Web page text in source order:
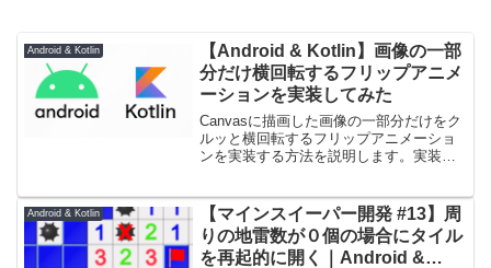
Android & Kotlin
【Android & Kotlin】画像の一部
分だけ横回転するフリップアニメ
ーションを実装してみた
Canvasに描画した画像の一部分だけをク
ルッと横回転するフリップアニメーショ
ンを実装する方法を説明します。実装例
チした部分のみ横回転のフリップアニメ
ーションで開いています。
Android & Kotlin
【マインスイーパー開発 #13】周
りの地雷数が０個の場合にタイル
を再起的に開く｜Android &